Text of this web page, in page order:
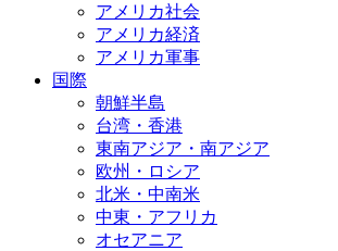
アメリカ社会
アメリカ経済
アメリカ軍事
国際
朝鮮半島
台湾・香港
東南アジア・南アジア
欧州・ロシア
北米・中南米
中東・アフリカ
オセアニア